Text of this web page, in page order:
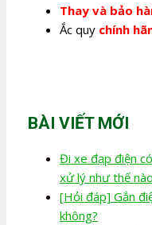
Thay và bảo
Ắc quy chính
BÀI VIẾT MỚI
Đi xe đạp điện
xử lý như thế
[Hỏi đáp] Gắn
không?